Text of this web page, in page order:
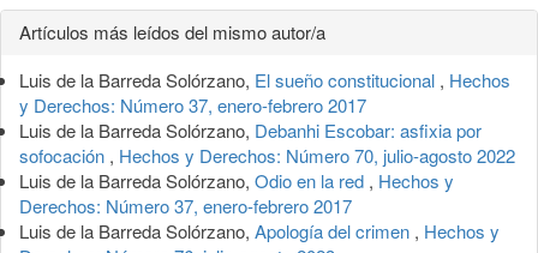
Detalles
del
artículo
Artículos más leídos del mismo autor/a
Luis de la Barreda Solórzano, El sueño constitucional , Hechos
y Derechos: Número 37, enero-febrero 2017
Luis de la Barreda Solórzano, Debanhi Escobar: asfixia por
sofocación , Hechos y Derechos: Número 70, julio-agosto 2022
Luis de la Barreda Solórzano, Odio en la red , Hechos y
Derechos: Número 37, enero-febrero 2017
Luis de la Barreda Solórzano, Apología del crimen , Hechos y